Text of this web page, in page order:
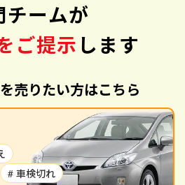
チームが
ご提示 します
売りたい方はこちら
# 車検切れ